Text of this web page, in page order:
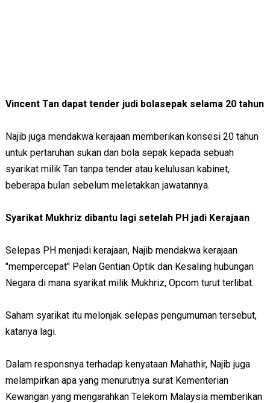
Vincent Tan dapat tender judi bolasepak selama 20 tahun
Najib juga mendakwa kerajaan memberikan konsesi 20 tahun
untuk pertaruhan sukan dan bola sepak kepada sebuah
syarikat milik Tan tanpa tender atau kelulusan kabinet,
beberapa bulan sebelum meletakkan jawatannya.
Syarikat Mukhriz dibantu lagi setelah PH jadi Kerajaan
Selepas PH menjadi kerajaan, Najib mendakwa kerajaan
"mempercepat" Pelan Gentian Optik dan Kesaling hubungan
Negara di mana syarikat milik Mukhriz, Opcom turut terlibat.
Saham syarikat itu melonjak selepas pengumuman tersebut,
katanya lagi.
Dalam responsnya terhadap kenyataan Mahathir, Najib juga
melampirkan apa yang menurutnya surat Kementerian
Kewangan yang mengarahkan Telekom Malaysia memberikan